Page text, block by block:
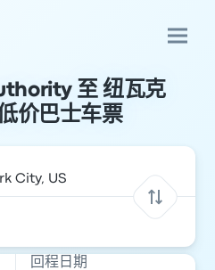
至 纽瓦克
价巴士车票
回程日期